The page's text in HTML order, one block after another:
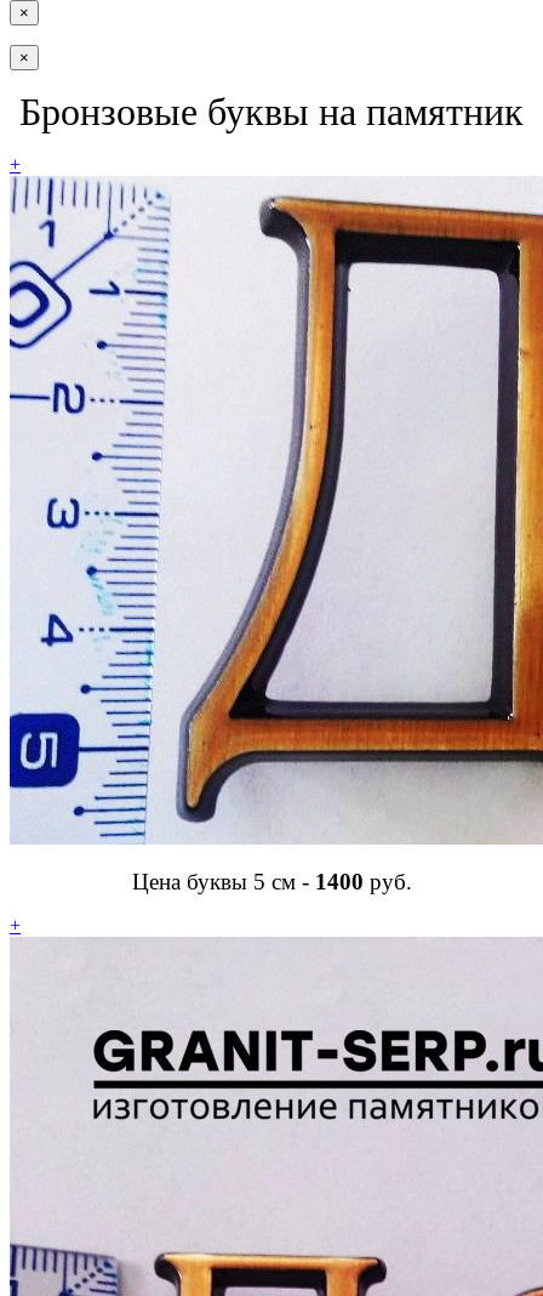
×
×
Бронзовые буквы на памятник
+
Цена буквы 5 см - 1400 руб.
+